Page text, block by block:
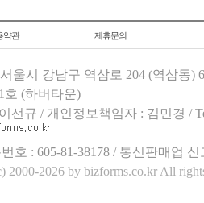
약관 제휴문의
울시 강남구 역삼로 204 (역삼동)
호 (하버타운)
선규 / 개인정보책임자 : 김민경 /
호 : 605-81-38178 / 통신판매업
2000-2026 by bizforms.co.kr All